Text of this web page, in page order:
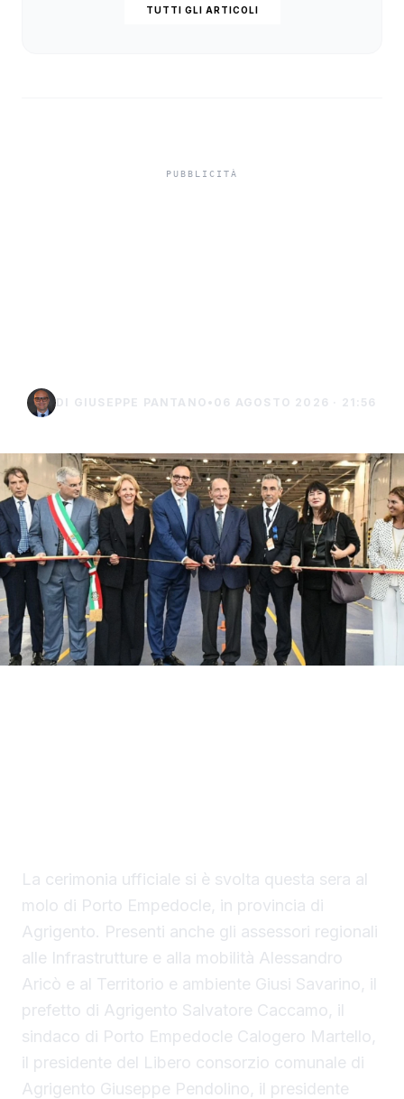
TUTTI GLI ARTICOLI
DI GIUSEPPE PANTANO • 06 AGOSTO 2026 · 21:56
La cerimonia ufficiale si è svolta questa sera al
molo di Porto Empedocle, in provincia di
Agrigento. Presenti anche gli assessori regionali
alle Infrastrutture e alla mobilità Alessandro
Aricò e al Territorio e ambiente Giusi Savarino, il
prefetto di Agrigento Salvatore Caccamo, il
sindaco di Porto Empedocle Calogero Martello,
il presidente del Libero consorzio comunale di
Agrigento Giuseppe Pendolino, il presidente